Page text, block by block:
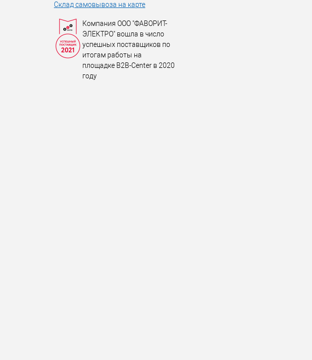
Склад самовывоза на карте
Компания ООО "ФАВОРИТ-
ЭЛЕКТРО" вошла в число
успешных поставщиков по
итогам работы на
площадке B2B-Center в 2020
году